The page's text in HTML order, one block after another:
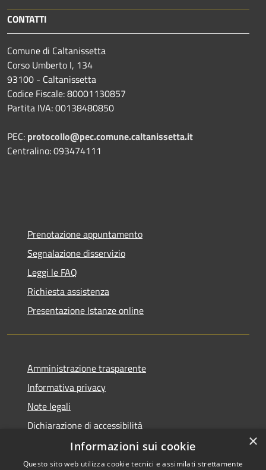
CONTATTI
Comune di Caltanissetta
Corso Umberto I, 134
93100 - Caltanissetta
Codice Fiscale: 80001130857
Partita IVA: 00138480850
PEC: protocollo@pec.comune.caltanissetta.it
Centralino: 093474111
Prenotazione appuntamento
Segnalazione disservizio
Leggi le FAQ
Richiesta assistenza
Presentazione Istanze online
Amministrazione trasparente
Informativa privacy
Note legali
Dichiarazione di accessibilità
×
Informazioni sui cookie
Questo sito web utilizza cookie tecnici e assimilati strettamente